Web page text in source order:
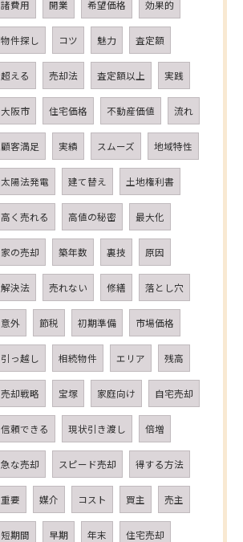
諸費用 開業 希望価格 効果的
物件探し コツ 魅力 査定額
超える 売却法 査定額以上 実践
大阪市 住宅価格 不動産価値 流れ
顧客満足 実績 スムーズ 地域特性
太陽法発電 建て替え 土地権利書
高く売れる 高値の秘密 最大化
家の売却 築年数 裏技 原因
解決法 売れない 修繕 落とし穴
意外 節税 初期準備 市場価格
引っ越し 相続物件 エリア 残高
売却戦略 宝塚 家庭向け 自宅売却
信頼できる 現状引き渡し 倍増
急な売却 スピード売却 得する方法
重要 媒介 コスト 買主 売主
短期間 早期 年末 住宅売却